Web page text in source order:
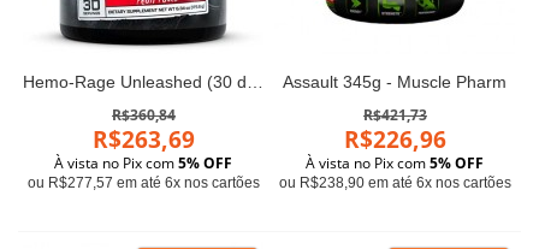
Hemo-Rage Unleashed (30 doses) - Nutrex
R$360,84
R$263,69
À vista no Pix com5% OFF
ou R$277,57 em até 6x nos cartões
Assault 345g - Muscle Pharm
R$421,73
R$226,96
À vista no Pix com5% OFF
ou R$238,90 em até 6x nos cartões